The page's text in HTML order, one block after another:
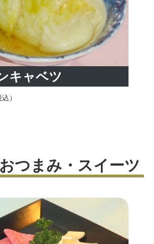
キャベツ
込）
つまみ・スイーツ